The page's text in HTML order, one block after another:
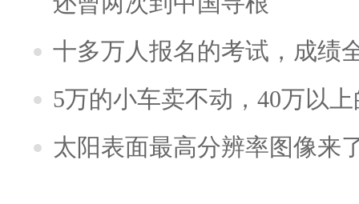
十多万人报名的考试，成绩
5万的小车卖不动，40万以
太阳表面最高分辨率图像来